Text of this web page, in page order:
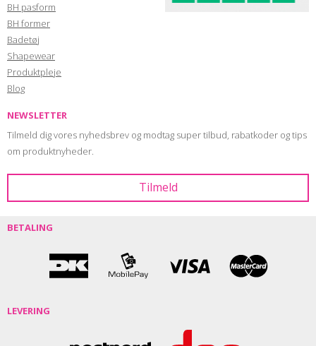
BH pasform
BH former
Badetøj
Shapewear
Produktpleje
Blog
NEWSLETTER
Tilmeld dig vores nyhedsbrev og modtag super tilbud, rabatkoder og tips
om produktnyheder.
BETALING
LEVERING